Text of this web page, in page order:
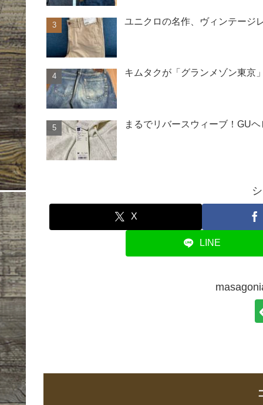
ユニクロの名作、ヴィンテージ
キムタクが「グランメゾン東京
まるでリバースウィーブ！GU
X
LINE